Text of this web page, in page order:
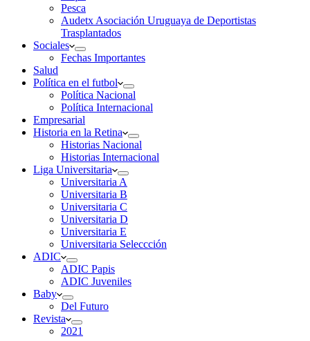
Pesca
Audetx Asociación Uruguaya de Deportistas
Trasplantados
Sociales
Fechas Importantes
Salud
Política en el futbol
Política Nacional
Política Internacional
Empresarial
Historia en la Retina
Historias Nacional
Historias Internacional
Liga Universitaria
Universitaria A
Universitaria B
Universitaria C
Universitaria D
Universitaria E
Universitaria Seleccción
ADIC
ADIC Papis
ADIC Juveniles
Baby
Del Futuro
Revista
2021